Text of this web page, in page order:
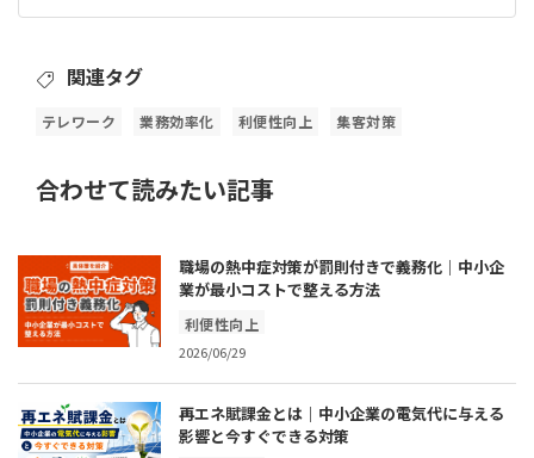
関連タグ
テレワーク 業務効率化 利便性向上 集客対策
合わせて読みたい記事
職場の熱中症対策が罰則付きで義務化｜中小企
業が最小コストで整える方法
利便性向上
2026/06/29
再エネ賦課金とは｜中小企業の電気代に与える
影響と今すぐできる対策